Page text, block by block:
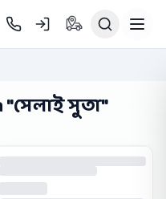
"সেলাই সুতা"